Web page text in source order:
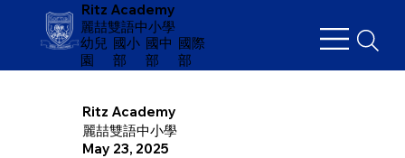
Ritz Academy
麗喆雙語中小學
幼兒
園
​國小
部
國中
部
國際
部
Ritz Academy
麗喆雙語中小學
May 23, 2025